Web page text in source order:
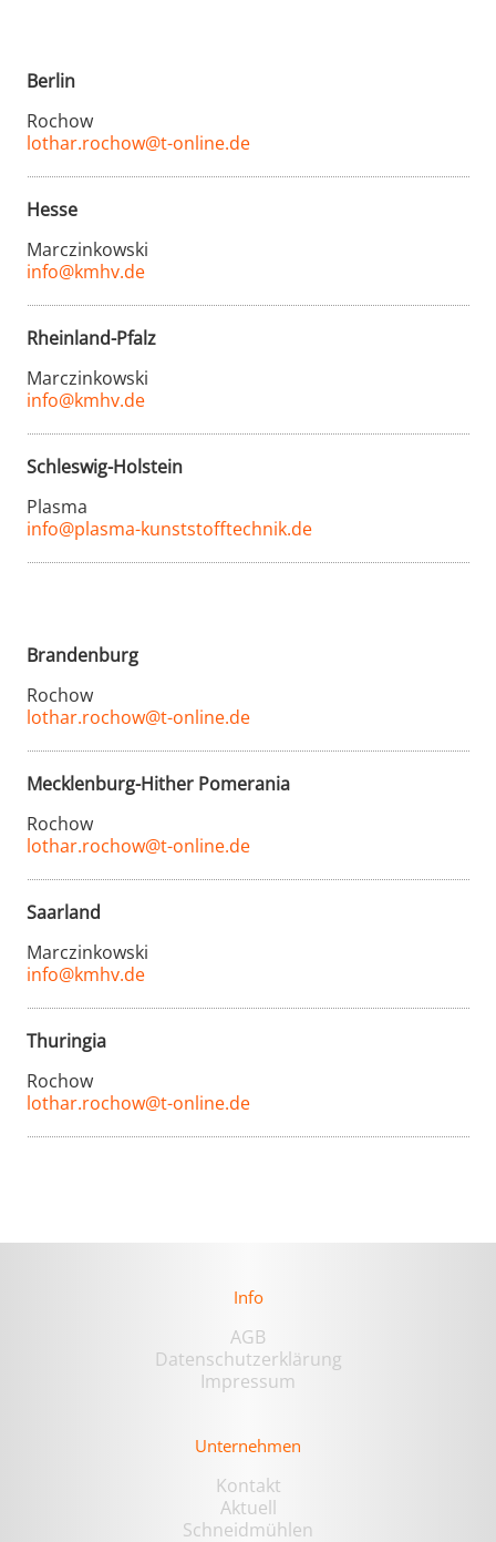
Berlin
Rochow
lothar.rochow@t-online.de
Hesse
Marczinkowski
info@kmhv.de
Rheinland-Pfalz
Marczinkowski
info@kmhv.de
Schleswig-Holstein
Plasma
info@plasma-kunststofftechnik.de
Brandenburg
Rochow
lothar.rochow@t-online.de
Mecklenburg-Hither Pomerania
Rochow
lothar.rochow@t-online.de
Saarland
Marczinkowski
info@kmhv.de
Thuringia
Rochow
lothar.rochow@t-online.de
Info
AGB
Datenschutzerklärung
Impressum
Unternehmen
Kontakt
Aktuell
Schneidmühlen